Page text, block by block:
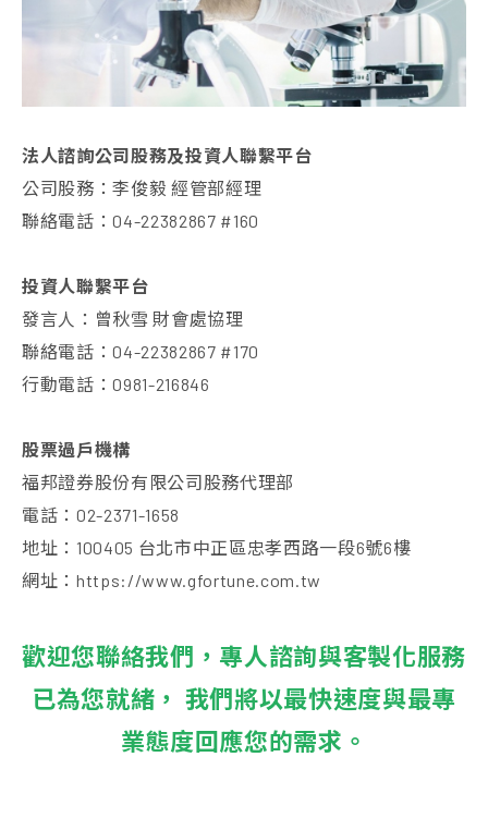
法人諮詢公司股務及投資人聯繫平台
公司股務：李俊毅 經管部經理
聯絡電話：04-22382867 #160
投資人聯繫平台
發言人：曾秋雪 財會處協理
聯絡電話：04-22382867 #170
行動電話：0981-216846
股票過戶機構
福邦證券股份有限公司股務代理部
電話：02-2371-1658
地址：100405 台北市中正區忠孝西路一段6號6樓
網址：https://www.gfortune.com.tw
歡迎您聯絡我們，專人諮詢與客製化服務
已為您就緒， 我們將以最快速度與最專
業態度回應您的需求。